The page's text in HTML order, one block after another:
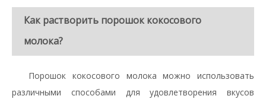
Как растворить порошок кокосового
молока?
Порошок кокосового молока можно использовать
различными способами для удовлетворения вкусов